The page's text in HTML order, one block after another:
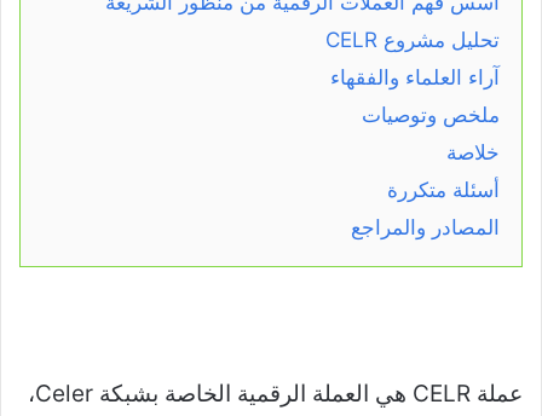
تحليل مشروع CELR
آراء العلماء والفقهاء
ملخص وتوصيات
خلاصة
أسئلة متكررة
المصادر والمراجع
عملة CELR هي العملة الرقمية الخاصة بشبكة Celer،